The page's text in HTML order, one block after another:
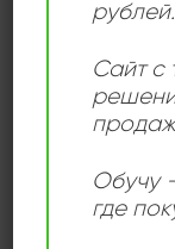
Болгарии,
своей глубокой
и
Чмихова
рублей.
Сайт с
Обучу
где